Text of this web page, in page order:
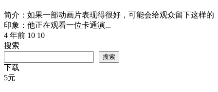
简介：如果一部动画片表现得很好，可能会给观众留下这样的
印象：他正在观看一位卡通演...
4 年前 10 10
搜索
搜索
下载
5元